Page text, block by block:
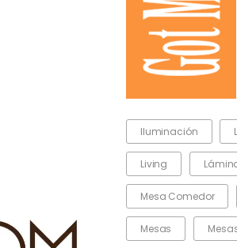
Iluminación
Living
Mesa Comedor
Mesas